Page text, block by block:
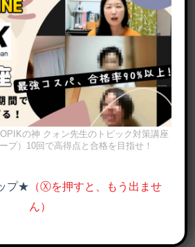
요), 주라고 해요(주래요)の意味と使い方
の神 クォン先生のトピック対策講座
プ）10回で高得点と合格を目指せ！
プ★ （Ⓧを押すと、もう出ませ
ん）